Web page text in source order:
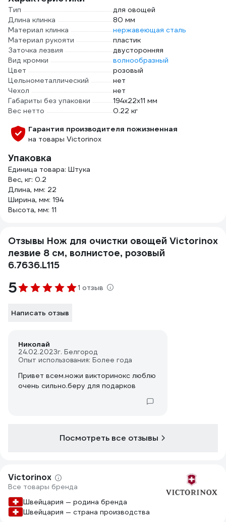
Тип
для овощей
Длина клинка
80 мм
Материал клинка
нержавеющая сталь
Материал рукояти
пластик
Заточка лезвия
двусторонняя
Вид кромки
волнообразный
Цвет
розовый
Цельнометаллический
нет
Чехол
нет
Габариты без упаковки
194х22х11 мм
Вес нетто
0.22 кг
Гарантия производителя пожизненная
на товары Victorinox
Упаковка
Единица товара: Штука
Вес, кг: 0.2
Длина, мм: 22
Ширина, мм: 194
Высота, мм: 11
Отзывы Нож для очистки овощей Victorinox
лезвие 8 см, волнистое, розовый
6.7636.L115
5 1 отзыв
Написать отзыв
Николай
24.02.2023г. Белгород
Опыт использования: Более года
Привет всем.ножи викторинокс люблю
очень сильно.беру для подарков
Посмотреть все отзывы
Victorinox
Все товары бренда
Швейцария — родина бренда
Швейцария — страна производства